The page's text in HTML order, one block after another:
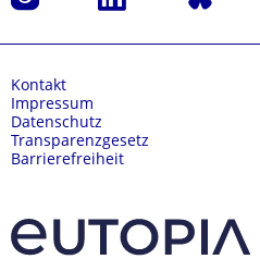
Kontakt
Impressum
Datenschutz
Transparenzgesetz
Barrierefreiheit